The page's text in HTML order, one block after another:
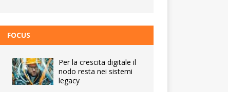
FOCUS
Per la crescita digitale il
nodo resta nei sistemi
legacy